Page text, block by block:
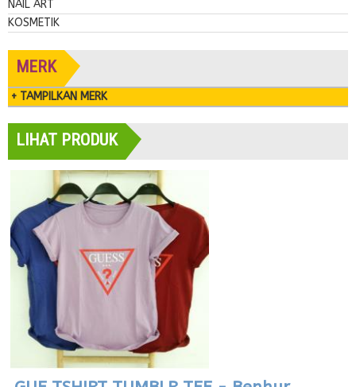
NAIL ART
KOSMETIK
MERK
+ TAMPILKAN MERK
LIHAT PRODUK